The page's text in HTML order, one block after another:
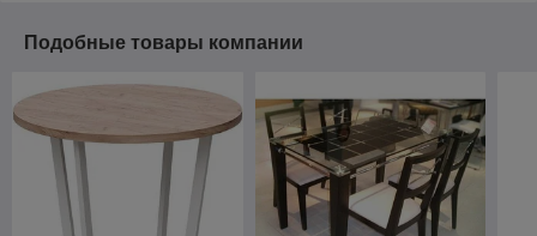
Подобные товары компании